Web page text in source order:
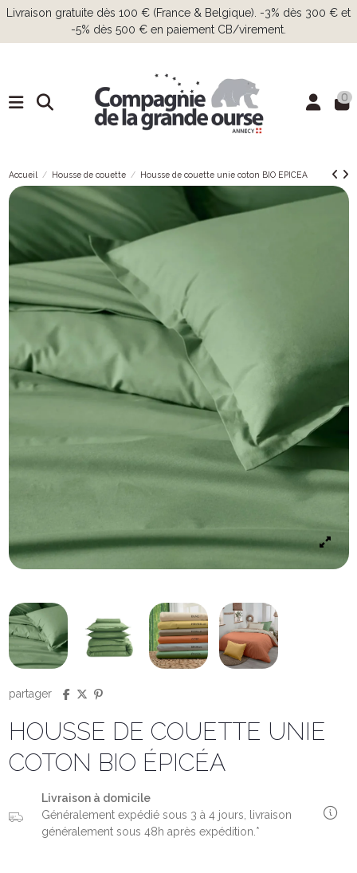
Livraison gratuite dès 100 € (France & Belgique). -3% dès 300 € et
-5% dès 500 € en paiement CB/virement.
0
Accueil Housse de couette Housse de couette unie coton BIO EPICEA
partager
HOUSSE DE COUETTE UNIE
COTON BIO ÉPICÉA
Livraison à domicile
Généralement expédié sous 3 à 4 jours, livraison
généralement sous 48h après expédition.*